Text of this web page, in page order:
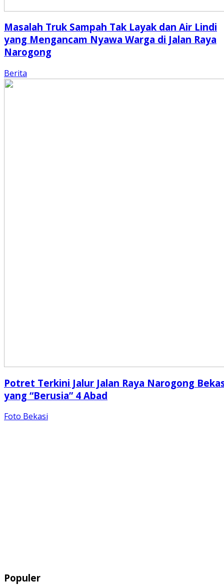
Masalah Truk Sampah Tak Layak dan Air Lindi
yang Mengancam Nyawa Warga di Jalan Raya
Narogong
Berita
Potret Terkini Jalur Jalan Raya Narogong
yang “Berusia” 4 Abad
Foto Bekasi
Populer